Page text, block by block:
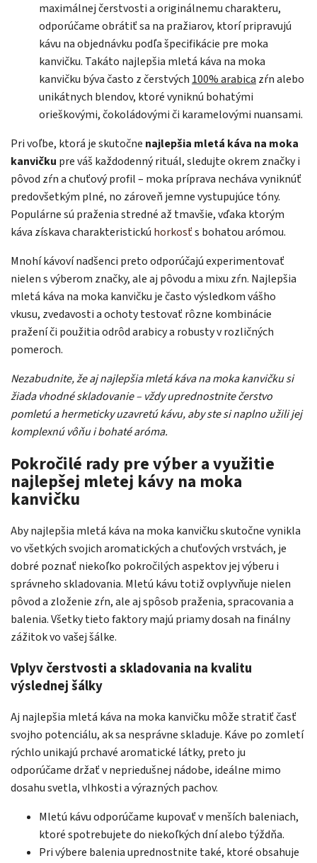
maximálnej čerstvosti a originálnemu charakteru,
odporúčame obrátiť sa na pražiarov, ktorí pripravujú
kávu na objednávku podľa špecifikácie pre moka
kanvičku. Takáto najlepšia mletá káva na moka
kanvičku býva často z čerstvých100% arabicazŕn alebo
unikátnych blendov, ktoré vyniknú bohatými
orieškovými, čokoládovými či karamelovými nuansami.
Pri voľbe, ktorá je skutočne najlepšia mletá káva na moka
kanvičku pre váš každodenný rituál, sledujte okrem značky i
pôvod zŕn a chuťový profil – moka príprava necháva vyniknúť
predovšetkým plné, no zároveň jemne vystupujúce tóny.
Populárne sú praženia stredné až tmavšie, vďaka ktorým
káva získava charakteristickú horkosťs bohatou arómou.
Mnohí kávoví nadšenci preto odporúčajú experimentovať
nielen s výberom značky, ale aj pôvodu a mixu zŕn. Najlepšia
mletá káva na moka kanvičku je často výsledkom vášho
vkusu, zvedavosti a ochoty testovať rôzne kombinácie
pražení či použitia odrôd arabicy a robusty v rozličných
pomeroch.
Nezabudnite, že aj najlepšia mletá káva na moka kanvičku si
žiada vhodné skladovanie – vždy uprednostnite čerstvo
pomletú a hermeticky uzavretú kávu, aby ste si naplno užili jej
komplexnú vôňu i bohaté aróma.
Pokročilé rady pre výber a využitie
najlepšej mletej kávy na moka
kanvičku
Aby najlepšia mletá káva na moka kanvičku skutočne vynikla
vo všetkých svojich aromatických a chuťových vrstvách, je
dobré poznať niekoľko pokročilých aspektov jej výberu i
správneho skladovania. Mletú kávu totiž ovplyvňuje nielen
pôvod a zloženie zŕn, ale aj spôsob praženia, spracovania a
balenia. Všetky tieto faktory majú priamy dosah na finálny
zážitok vo vašej šálke.
Vplyv čerstvosti a skladovania na kvalitu
výslednej šálky
Aj najlepšia mletá káva na moka kanvičku môže stratiť časť
svojho potenciálu, ak sa nesprávne skladuje. Káve po zomletí
rýchlo unikajú prchavé aromatické látky, preto ju
odporúčame držať v nepriedušnej nádobe, ideálne mimo
dosahu svetla, vlhkosti a výrazných pachov.
Mletú kávu odporúčame kupovať v menších baleniach,
ktoré spotrebujete do niekoľkých dní alebo týždňa.
Pri výbere balenia uprednostnite také, ktoré obsahuje